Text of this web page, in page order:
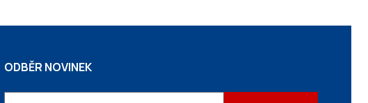
ODBĚR NOVINEK